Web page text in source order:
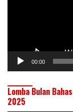
00:00
Lomba Bulan
2025